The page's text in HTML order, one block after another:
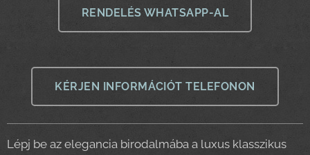
RENDELÉS WHATSAPP-AL
KÉRJEN INFORMÁCIÓT TELEFONON
Lépj be az elegancia birodalmába a luxus klasszikus